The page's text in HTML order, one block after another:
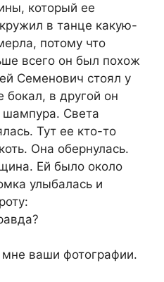
который ее
в танце какую-
потому что
всего он был похож
Семенович стоял у
бокал, в другой он
шампура. Света
Тут ее кто-то
Она обернулась.
Ей было около
улыбалась и
ваши фотографии.